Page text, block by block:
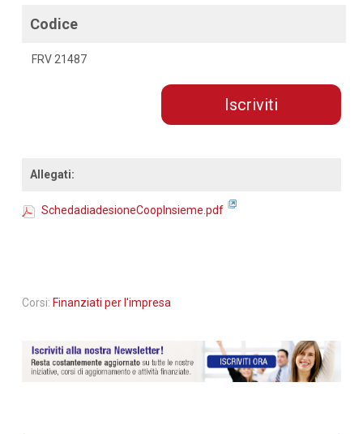
Codice
FRV 21487
Iscriviti
Allegati:
SchedadiadesioneCoopInsieme.pdf
Corsi: Finanziati per l'impresa